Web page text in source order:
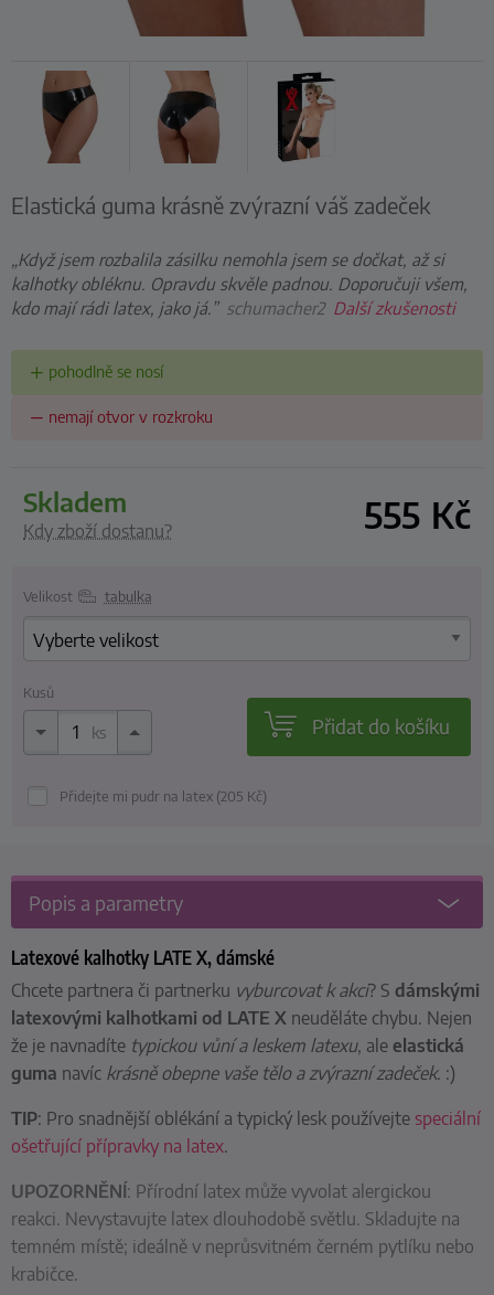
Elastická guma krásně zvýrazní váš zadeček
„Když jsem rozbalila zásilku nemohla jsem se dočkat, až si
kalhotky obléknu. Opravdu skvěle padnou. Doporučuji všem,
kdo mají rádi latex, jako já.” schumacher2 Další zkušenosti
pohodlně se nosí
nemají otvor v rozkroku
skladem
Kdy zboží dostanu? 555 Kč
Velikost tabulka
Kusů
ks Přidat do košíku
Přidejte mi pudr na latex (205 Kč)
Popis a parametry
Latexové kalhotky LATE X, dámské
Chcete partnera či partnerku vyburcovat k akci? S dámskými
latexovými kalhotkami od LATE X neuděláte chybu. Nejen
že je navnadíte typickou vůní a leskem latexu, ale elastická
guma navíc krásně obepne vaše tělo a zvýrazní zadeček. :)
TIP: Pro snadnější oblékání a typický lesk používejte speciální
ošetřující přípravky na latex.
UPOZORNĚNÍ: Přírodní latex může vyvolat alergickou
reakci. Nevystavujte latex dlouhodobě světlu. Skladujte na
temném místě; ideálně v neprůsvitném černém pytlíku nebo
krabičce.